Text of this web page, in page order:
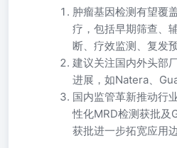
肿瘤基因检测有望覆
疗，包括早期筛查、
断、疗效监测、复发预
建议关注国内外头部
进展，如Natera、
国内监管革新推动行
性化MRD检测获批
获批进一步拓宽应用边